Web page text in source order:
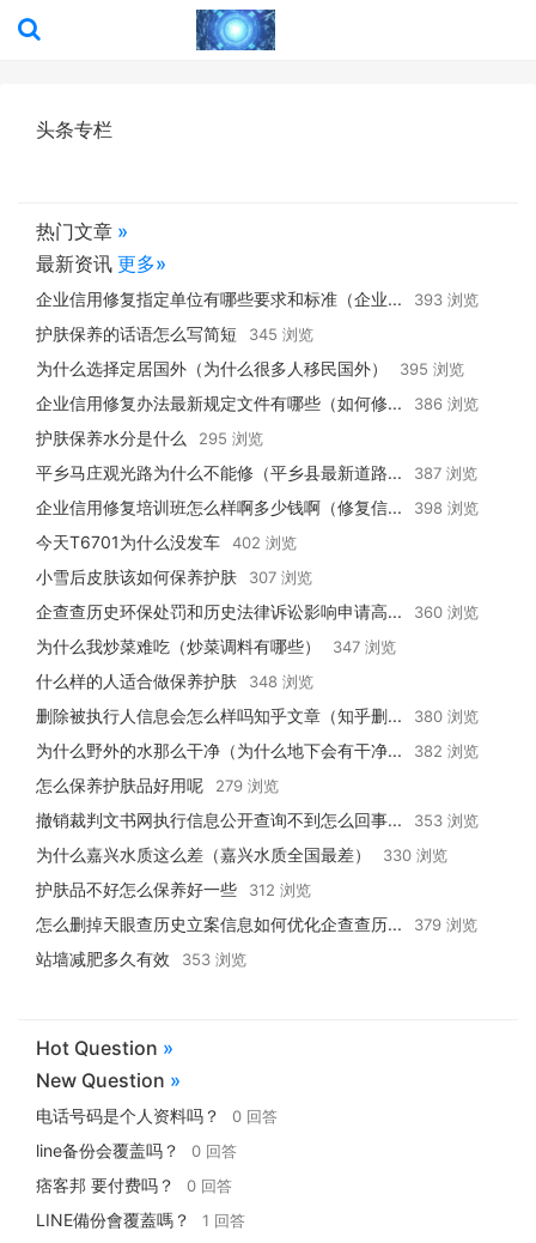
头条专栏
热门文章 »
最新资讯 更多»
企业信用修复指定单位有哪些要求和标准（企业... 393 浏览
护肤保养的话语怎么写简短 345 浏览
为什么选择定居国外（为什么很多人移民国外） 395 浏览
企业信用修复办法最新规定文件有哪些（如何修... 386 浏览
护肤保养水分是什么 295 浏览
平乡马庄观光路为什么不能修（平乡县最新道路... 387 浏览
企业信用修复培训班怎么样啊多少钱啊（修复信... 398 浏览
今天T6701为什么没发车 402 浏览
小雪后皮肤该如何保养护肤 307 浏览
企查查历史环保处罚和历史法律诉讼影响申请高... 360 浏览
为什么我炒菜难吃（炒菜调料有哪些） 347 浏览
什么样的人适合做保养护肤 348 浏览
删除被执行人信息会怎么样吗知乎文章（知乎删... 380 浏览
为什么野外的水那么干净（为什么地下会有干净... 382 浏览
怎么保养护肤品好用呢 279 浏览
撤销裁判文书网执行信息公开查询不到怎么回事... 353 浏览
为什么嘉兴水质这么差（嘉兴水质全国最差） 330 浏览
护肤品不好怎么保养好一些 312 浏览
怎么删掉天眼查历史立案信息如何优化企查查历... 379 浏览
站墙减肥多久有效 353 浏览
Hot Question »
New Question »
电话号码是个人资料吗？ 0 回答
line备份会覆盖吗？ 0 回答
痞客邦 要付费吗？ 0 回答
LINE備份會覆蓋嗎？ 1 回答